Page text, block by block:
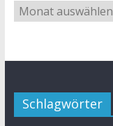
Schlagwörter